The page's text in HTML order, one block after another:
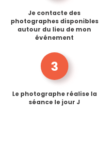
Je contacte des
photographes disponibles
autour du lieu de mon
événement
3
Le photographe réalise la
séance le jour J